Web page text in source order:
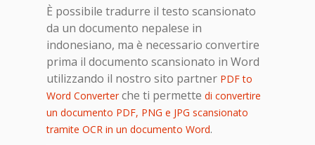
È possibile tradurre il testo scansionato
da un documento nepalese in
indonesiano, ma è necessario convertire
prima il documento scansionato in Word
utilizzando il nostro sito partner PDF to
Word Converterche ti permette di convertire
un documento PDF, PNG e JPG scansionato
tramite OCR in un documento Word.